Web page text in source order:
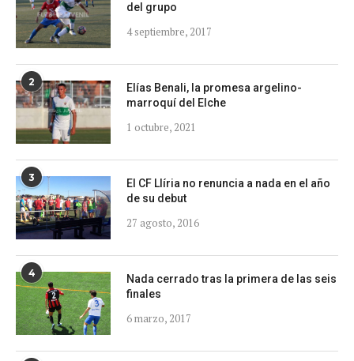
del grupo
4 septiembre, 2017
2
Elías Benali, la promesa argelino-
marroquí del Elche
1 octubre, 2021
3
El CF Llíria no renuncia a nada en el año
de su debut
27 agosto, 2016
4
Nada cerrado tras la primera de las seis
finales
6 marzo, 2017